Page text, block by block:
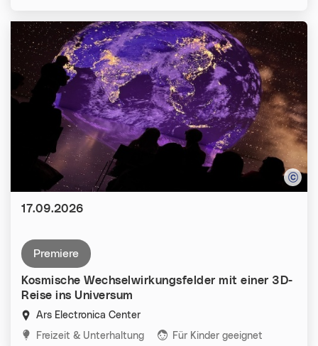
premiere
Kosmische Wechselwirkungsfelder mit einer 3D-
Reise ins Universum
Ars Electronica Center
Kategorien:
Freizeit & Unterhaltung Für Kinder geeignet
Datum:
17.09.2026